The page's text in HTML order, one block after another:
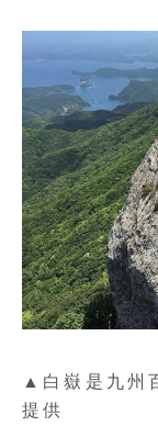
▲白嶽是九州
提供